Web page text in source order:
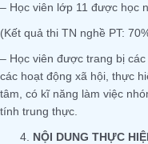
– Học viên lớp 11 được học
(Kết quả thi TN nghề PT:
– Học viên được trang bị
các hoạt động xã hội, thực
tâm, có kĩ năng làm việc
tính trung thực.
NỘI DUNG THỰC